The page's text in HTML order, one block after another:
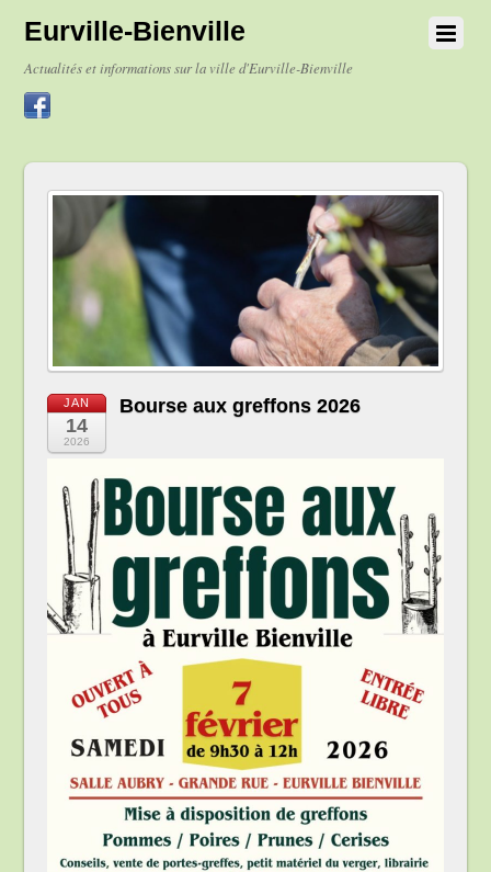
Eurville-Bienville
Actualités et informations sur la ville d'Eurville-Bienville
JAN
14
2026
Bourse aux greffons 2026